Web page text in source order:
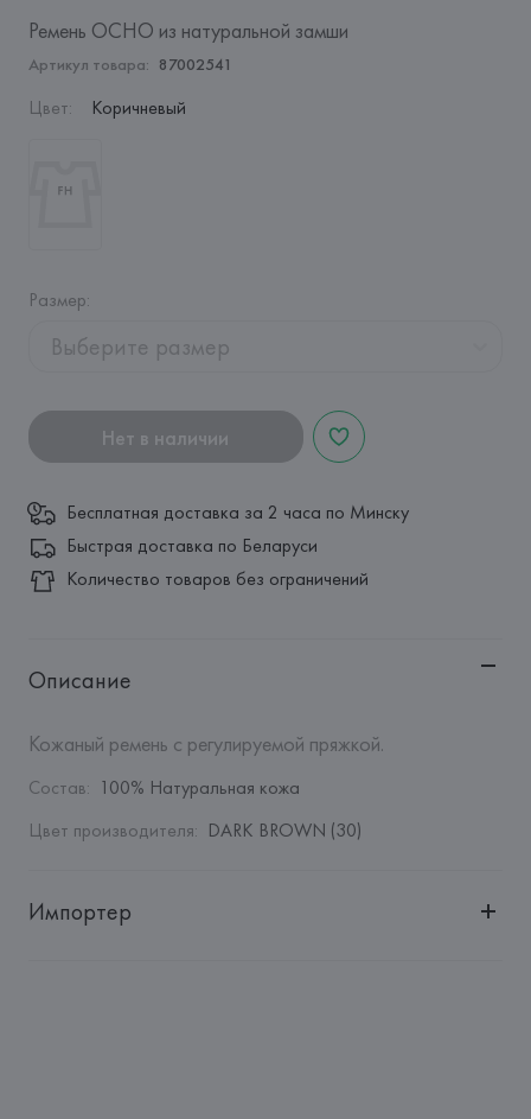
Ремень OCHO из натуральной замши
Артикул товара: 87002541
Цвет: Коричневый
Размер:
Выберите размер
Нет в наличии
Бесплатная доставка за 2 часа по Минску
Быстрая доставка по Беларуси
Количество товаров без ограничений
Описание
Кожаный ремень с регулируемой пряжкой.
Состав: 100% Натуральная кожа
Цвет производителя: DARK BROWN (30)
Импортер